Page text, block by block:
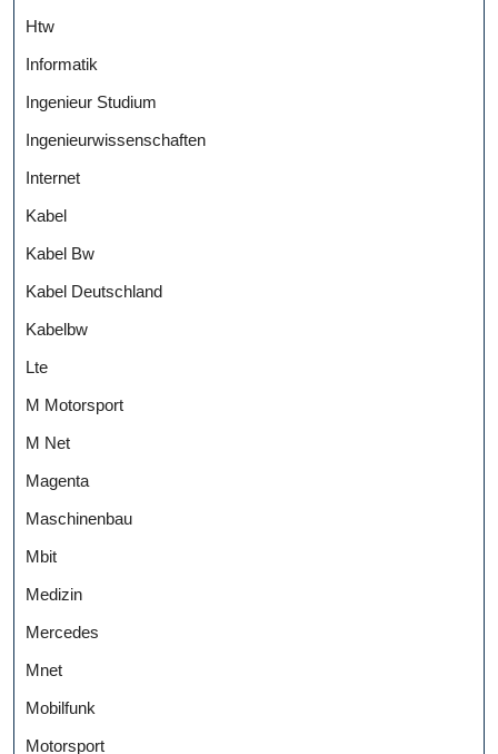
Htw
Informatik
Ingenieur Studium
Ingenieurwissenschaften
Internet
Kabel
Kabel Bw
Kabel Deutschland
Kabelbw
Lte
M Motorsport
M Net
Magenta
Maschinenbau
Mbit
Medizin
Mercedes
Mnet
Mobilfunk
Motorsport